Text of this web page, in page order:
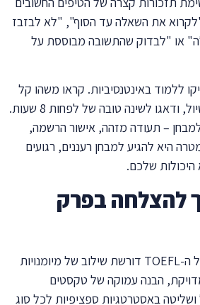
את השאלה עד הסוף", "לא לבזבז
או "לבדוק שהתשובה מבוססת על
ללמוד באינטנסיביות. קראו משהו קל
באנגלית להנאה, צאו לטיול, ודאגו לשינה טובה של לפחות 8 שעות.
– תעודה מזהה, אישור הרשמה,
היא להגיע למבחן רעננים, רגועים
היכולות שלכם.
להצלחה בפרק
הצלחה בפרק הקריאה של ה-TOEFL דורשת שילוב של מיומנויות
הבנה עמוקה של טקסטים
ושליטה באסטרטגיות ספציפיות לכל סוג